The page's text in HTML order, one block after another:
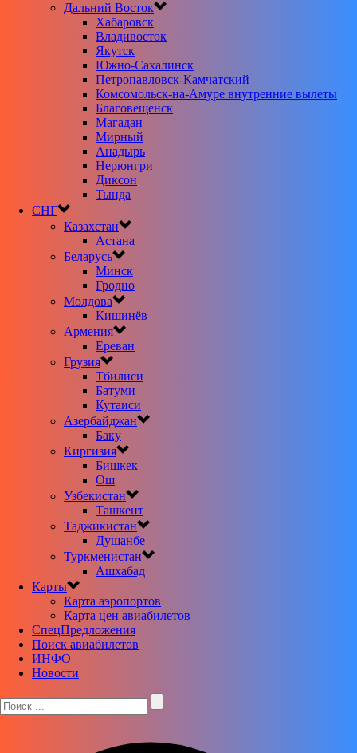
Дальний Восток
Хабаровск
Владивосток
Якутск
Южно-Сахалинск
Петропавловск-Камчатский
Комсомольск-на-Амуре внутренние вылеты
Благовещенск
Магадан
Мирный
Анадырь
Нерюнгри
Диксон
Тында
СНГ
Казахстан
Астана
Беларусь
Минск
Гродно
Молдова
Кишинёв
Армения
Ереван
Грузия
Тбилиси
Батуми
Кутаиси
Азербайджан
Баку
Киргизия
Бишкек
Ош
Узбекистан
Ташкент
Таджикистан
Душанбе
Туркменистан
Ашхабад
Карты
Карта аэропортов
Карта цен авиабилетов
CпецПредложения
Поиск авиабилетов
ИНФО
Новости